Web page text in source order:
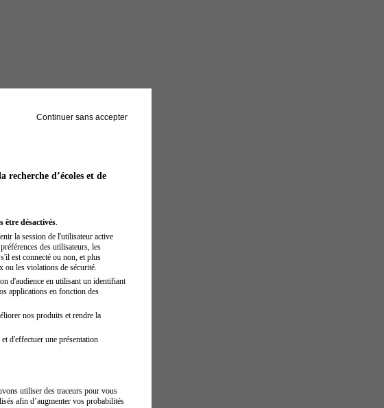
Continuer sans accepter
recherche d’écoles et de
être désactivés.
la session de l'utilisateur active
des utilisateurs, les
est connecté ou non, et plus
ou les violations de sécurité.
d'audience en utilisant un identifiant
applications en fonction des
nos produits et rendre la
d'effectuer une présentation
utiliser des traceurs pour vous
afin d’augmenter vos probabilités